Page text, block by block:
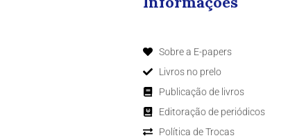
Sobre a E-papers
Livros no prelo
Publicação de livros
Editoração de periódicos
Política de Trocas